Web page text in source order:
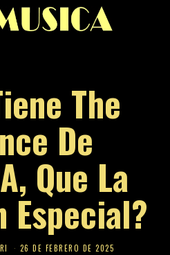
The
De
Que La
Especial?
26 DE FEBRERO DE 2025